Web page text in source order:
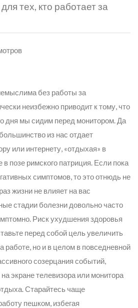
тех, кто работает за
без работы за
неизбежно приводит к тому, что
дня мы сидим перед монитором. Да
из нас отдает
или интернету, «отдыхая» в
в позе римского патриция. Если пока
симптомов, то это отнюдь не
жизни не влияет на вас
стадии болезни довольно часто
Риск ухудшения здоровья
перед собой цель увеличить
работе, но и в целом в повседневной
созерцания событий,
экране телевизора или монитора
Старайтесь чаще
пешком, избегая